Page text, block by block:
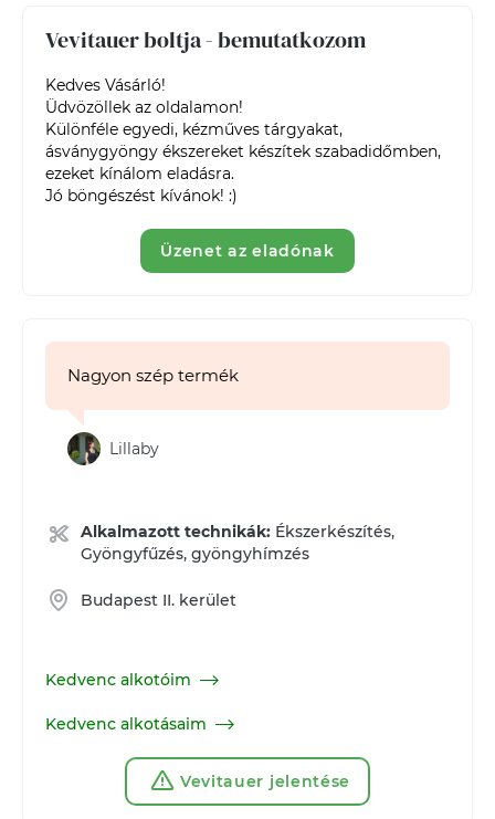
Vevitauer boltja - bemutatkozom
Kedves Vásárló!
Üdvözöllek az oldalamon!
Különféle egyedi, kézműves tárgyakat,
ásványgyöngy ékszereket készítek szabadidőmben,
ezeket kínálom eladásra.
Jó böngészést kívánok! :)
Üzenet az eladónak
Nagyon szép termék
Lillaby
Alkalmazott technikák: Ékszerkészítés,
Gyöngyfűzés, gyöngyhímzés
Budapest II. kerület
Kedvenc alkotóim
Kedvenc alkotásaim
Vevitauer jelentése